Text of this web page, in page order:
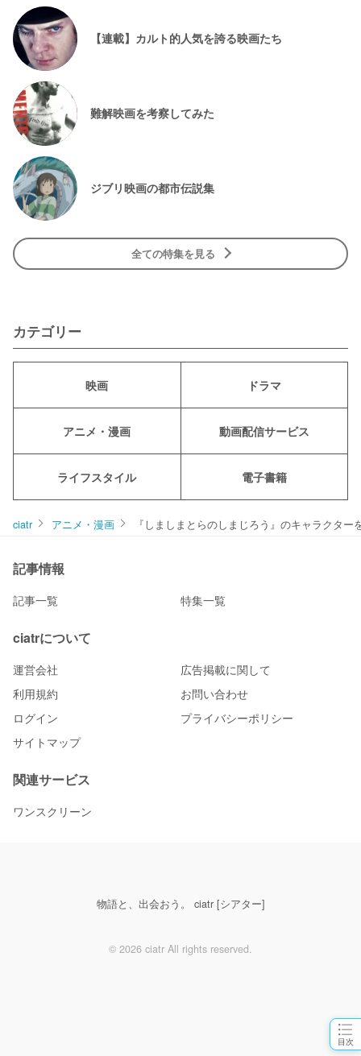
目次
【連載】カルト的人気を誇る映画たち
難解映画を考察してみた
ジブリ映画の都市伝説集
全ての特集を見る
カテゴリー
映画 ドラマ
アニメ・漫画 動画配信サービス
ライフスタイル 電子書籍
ciatr アニメ・漫画 『しましまとらのしまじろう』のキャラクタ
記事情報
記事一覧 特集一覧
ciatrについて
運営会社
広告掲載に関して
利用規約
お問い合わせ
ログイン
プライバシーポリシー
サイトマップ
関連サービス
ワンスクリーン
物語と、出会おう。 ciatr [シアター]
© 2026 ciatr All rights reserved.